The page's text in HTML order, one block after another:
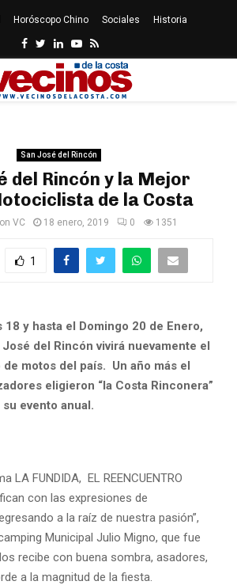
Horóscopo Chino Sociales Historia
Facebook
Twitter
LinkedinYoutube
Rss
San José del Rincón
del Rincón y la Mejor
de la Costa
VC 18 enero, 2019 0 1351
1
18 y hasta el Domingo 20 de Enero,
del Rincón vivirá nuevamente el
motos del país. Un año más el
eligieron “la Costa Rinconera”
evento anual.
LA FUNDIDA, EL REENCUENTRO
con las expresiones de
a la raíz de nuestra pasión”,
Municipal Julio Migno, que fue
recibe con buena sombra, asadores,
a la magnitud de la fiesta.